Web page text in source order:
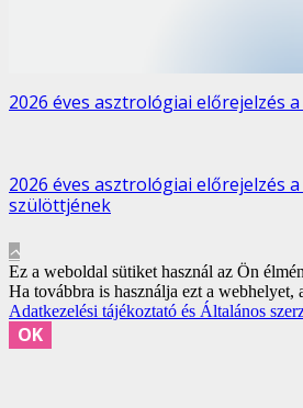
2026 éves asztrológiai előrejelzés
2026 éves asztrológiai előrejelzés
szülöttjének
Ez a weboldal sütiket használ az Ön
Ha továbbra is használja ezt a webhelyet,
Adatkezelési tájékoztató és Általános
OK